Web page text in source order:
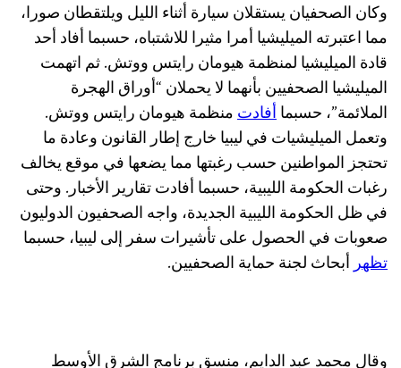
وكان الصحفيان يستقلان سيارة أثناء الليل ويلتقطان صورا،
مما اعتبرته الميليشيا أمرا مثيرا للاشتباه، حسبما أفاد أحد
قادة الميليشيا لمنظمة هيومان رايتس ووتش. ثم اتهمت
الميليشيا الصحفيين بأنهما لا يحملان “أوراق الهجرة
الملائمة”، حسبماأفادتمنظمة هيومان رايتس ووتش.
وتعمل الميليشيات في ليبيا خارج إطار القانون وعادة ما
تحتجز المواطنين حسب رغبتها مما يضعها في موقع يخالف
رغبات الحكومة الليبية، حسبما أفادت تقارير الأخبار. وحتى
في ظل الحكومة الليبية الجديدة، واجه الصحفيون الدوليون
صعوبات في الحصول على تأشيرات سفر إلى ليبيا، حسبما
تظهرأبحاث لجنة حماية الصحفيين.
وقال محمد عبد الدايم، منسق برنامج الشرق الأوسط